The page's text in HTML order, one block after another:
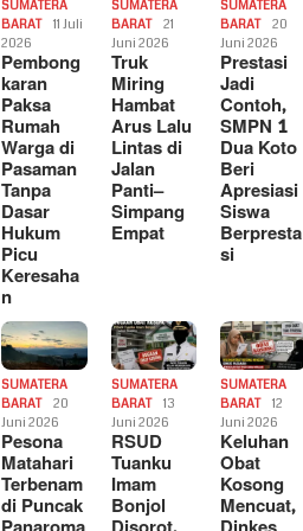
SUMATERA
BARAT
11 Juli
2026
Pembong
karan
Paksa
Rumah
Warga di
Pasaman
Tanpa
Dasar
Hukum
Picu
Keresaha
n
SUMATERA
BARAT
21
Juni 2026
Truk
Miring
Hambat
Arus Lalu
Lintas di
Jalan
Panti–
Simpang
Empat
SUMATERA
BARAT
20
Juni 2026
Prestasi
Jadi
Contoh,
SMPN 1
Dua Koto
Beri
Apresiasi
Siswa
Berpresta
si
SUMATERA
BARAT
20
Juni 2026
Pesona
Matahari
Terbenam
di Puncak
SUMATERA
BARAT
13
Juni 2026
RSUD
Tuanku
Imam
Bonjol
SUMATERA
BARAT
12
Juni 2026
Keluhan
Obat
Kosong
Mencuat,